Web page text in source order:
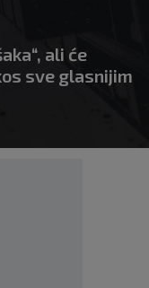
ali će
sve glasnijim